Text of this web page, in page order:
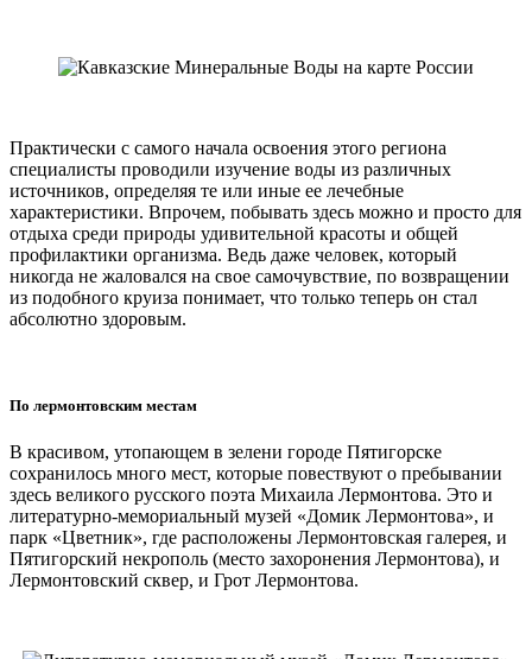
Практически с самого начала освоения этого региона
специалисты проводили изучение воды из различных
источников, определяя те или иные ее лечебные
характеристики. Впрочем, побывать здесь можно и просто для
отдыха среди природы удивительной красоты и общей
профилактики организма. Ведь даже человек, который
никогда не жаловался на свое самочувствие, по возвращении
из подобного круиза понимает, что только теперь он стал
абсолютно здоровым.
По лермонтовским местам
В красивом, утопающем в зелени городе Пятигорске
сохранилось много мест, которые повествуют о пребывании
здесь великого русского поэта Михаила Лермонтова. Это и
литературно-мемориальный музей «Домик Лермонтова», и
парк «Цветник», где расположены Лермонтовская галерея, и
Пятигорский некрополь (место захоронения Лермонтова), и
Лермонтовский сквер, и Грот Лермонтова.